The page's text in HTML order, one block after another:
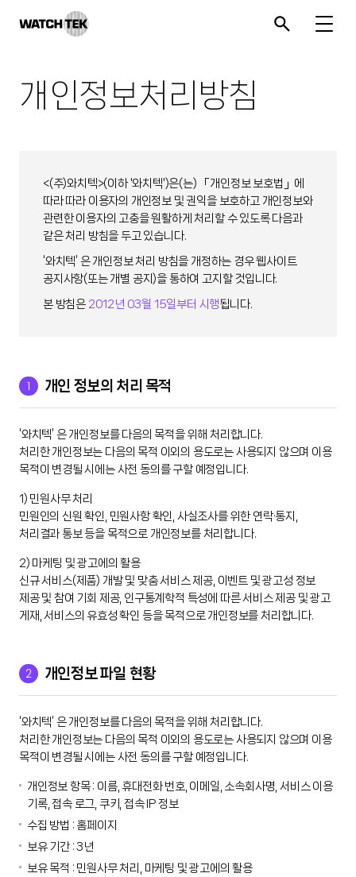
개인정보처리방침
<(주)와치텍>(이하 '와치텍')은(는) 「개인정보 보호법」에
따라 따라 이용자의 개인정보 및 권익을 보호하고 개인정보와
관련한 이용자의 고충을 원활하게 처리할 수 있도록 다음과
같은 처리 방침을 두고 있습니다.
‘와치텍’ 은 개인정보 처리 방침을 개정하는 경우 웹사이트
공지사항(또는 개별 공지)을 통하여 고지할 것입니다.
본 방침은 2012년 03월 15일부터 시행됩니다.
1 개인 정보의 처리 목적
‘와치텍’ 은 개인정보를 다음의 목적을 위해 처리합니다.
처리한 개인정보는 다음의 목적 이외의 용도로는 사용되지 않으며 이용
목적이 변경될 시에는 사전 동의를 구할 예정입니다.
1) 민원사무 처리
민원인의 신원 확인, 민원사항 확인, 사실조사를 위한 연락·통지,
처리결과 통보 등을 목적으로 개인정보를 처리합니다.
2) 마케팅 및 광고에의 활용
신규 서비스(제품) 개발 및 맞춤 서비스 제공, 이벤트 및 광고성 정보
제공 및 참여 기회 제공, 인구통계학적 특성에 따른 서비스 제공 및 광고
게재, 서비스의 유효성 확인 등을 목적으로 개인정보를 처리합니다.
2 개인정보 파일 현황
‘와치텍’ 은 개인정보를 다음의 목적을 위해 처리합니다.
처리한 개인정보는 다음의 목적 이외의 용도로는 사용되지 않으며 이용
목적이 변경될 시에는 사전 동의를 구할 예정입니다.
개인정보 항목 : 이름, 휴대전화 번호, 이메일, 소속회사명, 서비스 이용
기록, 접속 로그, 쿠키, 접속 IP 정보
수집 방법 : 홈페이지
보유 기간 : 3년
보유 목적 : 민원사무 처리, 마케팅 및 광고에의 활용